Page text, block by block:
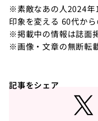
※素敵なあの人2024年
印象を変える 60代か
※掲載中の情報は誌面
※画像・文章の無断転
記事をシェア